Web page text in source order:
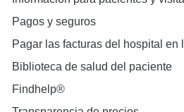
Pagos y seguros
Pagar las facturas del hospital en
Biblioteca de salud del paciente
Findhelp®